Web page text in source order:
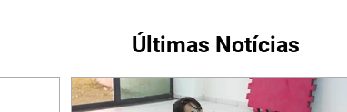
Últimas Notícias